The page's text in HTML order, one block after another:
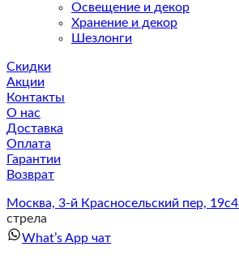
Освещение и декор
Хранение и декор
Шезлонги
Скидки
Акции
Контакты
О нас
Доставка
Оплата
Гарантии
Возврат
Москва, 3-й Красносельский пер, 19с4
стрела
What’s App чат